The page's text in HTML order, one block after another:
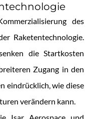
des
Raketentechnologie.
die Startkosten
Zugang in den
eindrücklich, wie diese
verändern kann.